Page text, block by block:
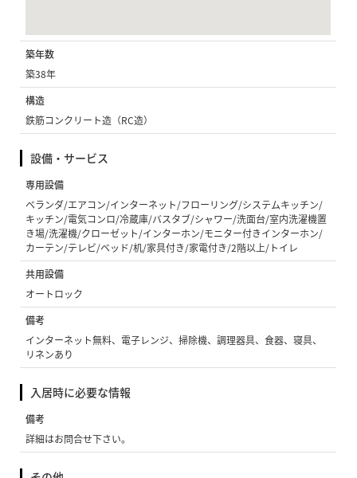
築年数
築38年
構造
鉄筋コンクリート造（RC造）
設備・サービス
専用設備
ベランダ/エアコン/インターネット/フローリング/システムキッチン/
キッチン/電気コンロ/冷蔵庫/バスタブ/シャワー/洗面台/室内洗濯機置
き場/洗濯機/クローゼット/インターホン/モニター付きインターホン/
カーテン/テレビ/ベッド/机/家具付き/家電付き/2階以上/トイレ
共用設備
オートロック
備考
インターネット無料、電子レンジ、掃除機、調理器具、食器、寝具、
リネンあり
入居時に必要な情報
備考
詳細はお問合せ下さい。